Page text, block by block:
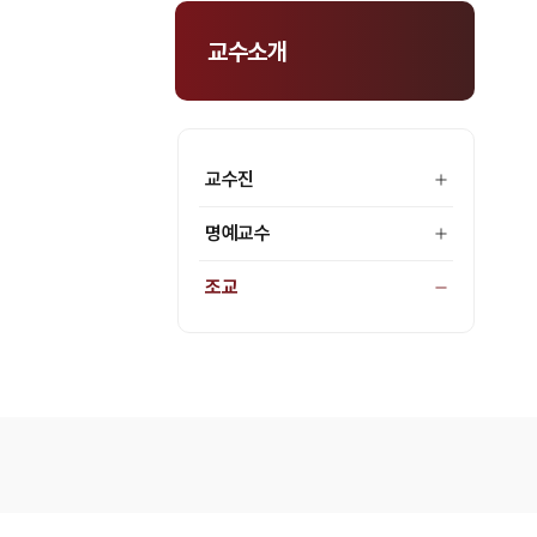
교수소개
교수진
명예교수
조교